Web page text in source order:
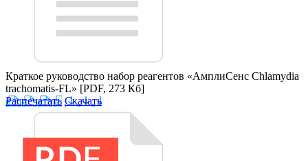
Краткое руководство набор реагентов «АмплиСенс Chlamydia
trachomatis-FL» [PDF, 273 Кб]
Распечатать Скачать